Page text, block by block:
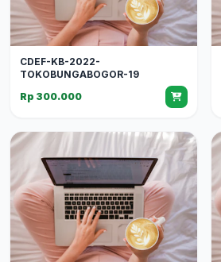
CDEF-KB-2022-
TOKOBUNGABOGOR-19
Rp 300.000